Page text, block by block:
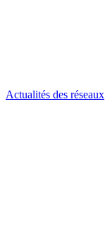
Actualités des réseaux